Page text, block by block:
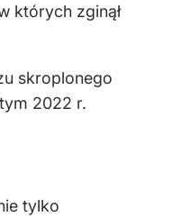
których zginął
skroplonego
2022 r.
tylko